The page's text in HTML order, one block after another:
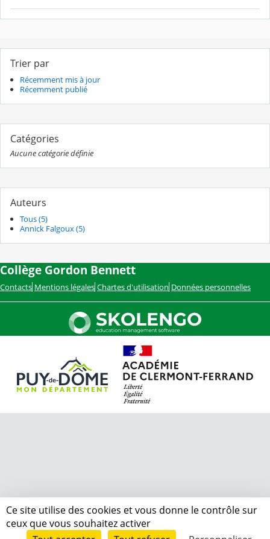
Trier par
Récemment mis à jour
Récemment publié
Catégories
Aucune catégorie définie
Auteurs
Tous (5)
Annick Falgoux (5)
Collège Gordon Bennett
Contacts Mentions légales Chartes d'utilisation Données personnelles
Ce site utilise des cookies et vous donne le contrôle sur
ceux que vous souhaitez activer